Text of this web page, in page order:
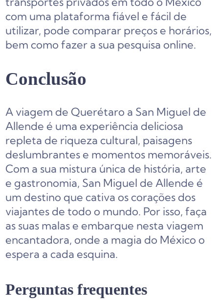
com uma plataforma fiável e fácil de
utilizar, pode comparar preços e horários,
bem como fazer a sua pesquisa online.
Conclusão
A viagem de Querétaro a San Miguel de
Allende é uma experiência deliciosa
repleta de riqueza cultural, paisagens
deslumbrantes e momentos memoráveis.
Com a sua mistura única de história, arte
e gastronomia, San Miguel de Allende é
um destino que cativa os corações dos
viajantes de todo o mundo. Por isso, faça
as suas malas e embarque nesta viagem
encantadora, onde a magia do México o
espera a cada esquina.
Perguntas frequentes